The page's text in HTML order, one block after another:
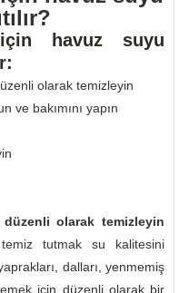
havuz suyu
olarak temizleyin
ve bakımını yapın
düzenli olarak temizleyin
tutmak su kalitesini
dalları, yenmemiş
için düzenli olarak bir